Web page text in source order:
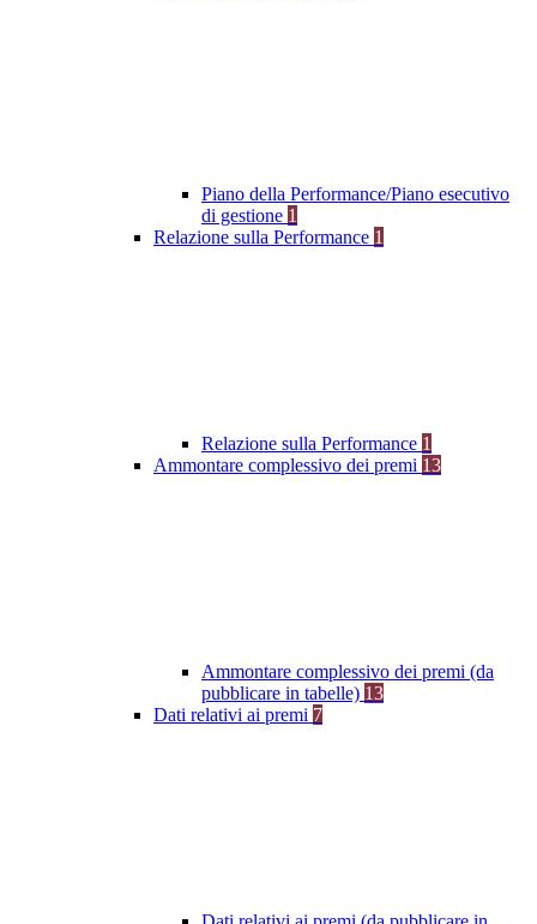
Piano della Performance/Piano esecutivo
di gestione 1
Relazione sulla Performance 1
Relazione sulla Performance 1
Ammontare complessivo dei premi 13
Ammontare complessivo dei premi (da
pubblicare in tabelle) 13
Dati relativi ai premi 7